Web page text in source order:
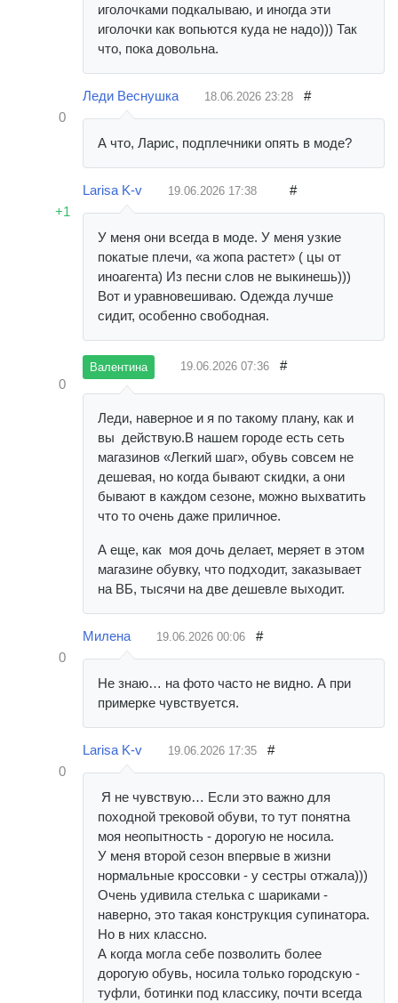
иголочками подкалываю, и иногда эти
иголочки как вопьются куда не надо))) Так
что, пока довольна.
0
Леди Веснушка 18.06.2026 23:28 #
А что, Ларис, подплечники опять в моде?
+1
Larisa K-v 19.06.2026 17:38 #
У меня они всегда в моде. У меня узкие
покатые плечи, «а жопа растет» ( цы от
иноагента) Из песни слов не выкинешь)))
Вот и уравновешиваю. Одежда лучше
сидит, особенно свободная.
0
Валентина 19.06.2026 07:36 #
Леди, наверное и я по такому плану, как и
вы действую.В нашем городе есть сеть
магазинов «Легкий шаг», обувь совсем не
дешевая, но когда бывают скидки, а они
бывают в каждом сезоне, можно выхватить
что то очень даже приличное.
А еще, как моя дочь делает, меряет в этом
магазине обувку, что подходит, заказывает
на ВБ, тысячи на две дешевле выходит.
0
Милена 19.06.2026 00:06 #
Не знаю… на фото часто не видно. А при
примерке чувствуется.
0
Larisa K-v 19.06.2026 17:35 #
Я не чувствую… Если это важно для
походной трековой обуви, то тут понятна
моя неопытность - дорогую не носила.
У меня второй сезон впервые в жизни
нормальные кроссовки - у сестры отжала)))
Очень удивила стелька с шариками -
наверно, это такая конструкция супинатора.
Но в них классно.
А когда могла себе позволить более
дорогую обувь, носила только городскую -
туфли, ботинки под классику, почти всегда